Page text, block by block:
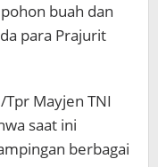
buah dan
para Prajurit
Mayjen TNI
saat ini
berbagai